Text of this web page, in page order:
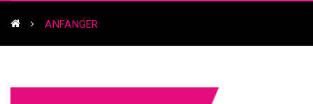
ANFÄNGER